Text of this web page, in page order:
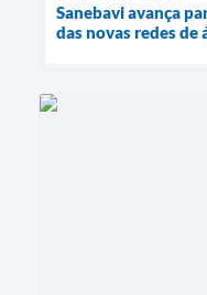
Sanebavi avança
das novas redes de